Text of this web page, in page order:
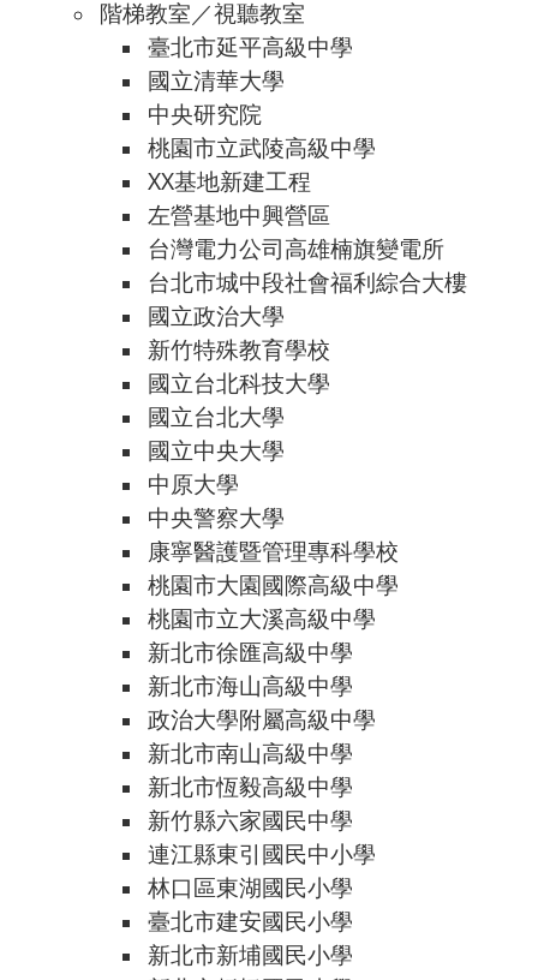
階梯教室／視聽教室
臺北市延平高級中學
國立清華大學
中央研究院
桃園市立武陵高級中學
XX基地新建工程
左營基地中興營區
台灣電力公司高雄楠旗變電所
台北市城中段社會福利綜合大樓
國立政治大學
新竹特殊教育學校
國立台北科技大學
國立台北大學
國立中央大學
中原大學
中央警察大學
康寧醫護暨管理專科學校
桃園市大園國際高級中學
桃園市立大溪高級中學
新北市徐匯高級中學
新北市海山高級中學
政治大學附屬高級中學
新北市南山高級中學
新北市恆毅高級中學
新竹縣六家國民中學
連江縣東引國民中小學
林口區東湖國民小學
臺北市建安國民小學
新北市新埔國民小學